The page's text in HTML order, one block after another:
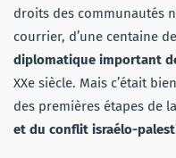
droits des communautés
courrier, d’une centaine
diplomatique important
XXe siècle. Mais c’était
des premières étapes de la
et du conflit israélo-